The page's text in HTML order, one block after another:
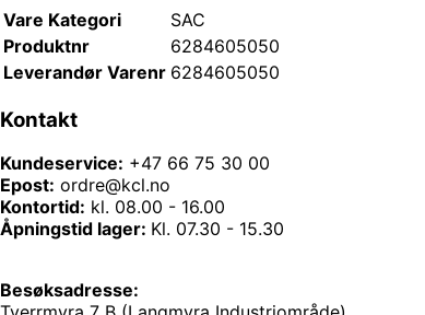
Vare Kategori
SAC
Produktnr
6284605050
Leverandør Varenr 6284605050
Kontakt
Kundeservice: +47 66 75 30 00
Epost: ordre@kcl.no
Kontortid: kl. 08.00 - 16.00
Åpningstid lager: Kl. 07.30 - 15.30
Besøksadresse: